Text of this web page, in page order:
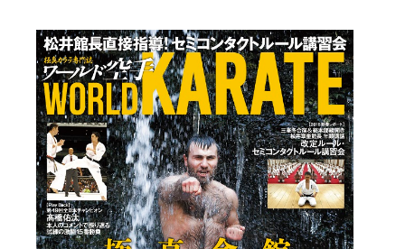
役員紹介
各委員会紹介
国際空手道連盟について
お知らせ
本部からのお知らせ
支部からのお知らせ
公式大会
公式記録